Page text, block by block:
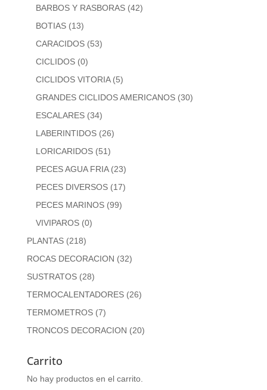
BARBOS Y RASBORAS (42)
BOTIAS (13)
CARACIDOS (53)
CICLIDOS (0)
CICLIDOS VITORIA (5)
GRANDES CICLIDOS AMERICANOS (30)
ESCALARES (34)
LABERINTIDOS (26)
LORICARIDOS (51)
PECES AGUA FRIA (23)
PECES DIVERSOS (17)
PECES MARINOS (99)
VIVIPAROS (0)
PLANTAS (218)
ROCAS DECORACION (32)
SUSTRATOS (28)
TERMOCALENTADORES (26)
TERMOMETROS (7)
TRONCOS DECORACION (20)
Carrito
No hay productos en el carrito.